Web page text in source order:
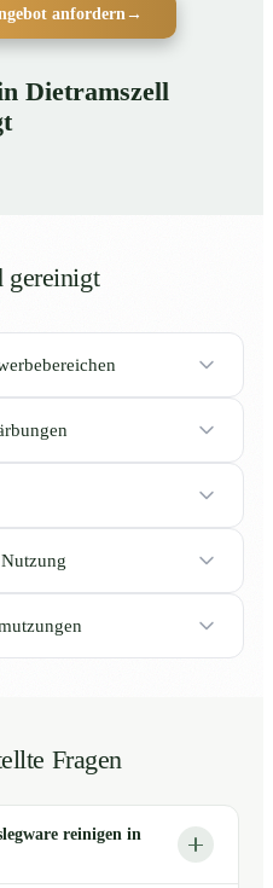
anfordern→
Dietramszell
gereinigt
Fragen
reinigen in